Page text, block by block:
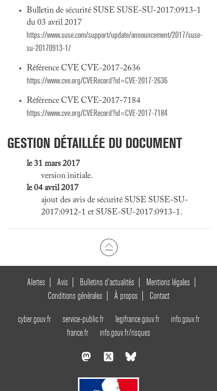
Bulletin de sécurité SUSE SUSE-SU-2017:0913-1
du 03 avril 2017
https://www.suse.com/support/update/announcement/2017/suse-
su-20170913-1/
Référence CVE CVE-2017-2636
https://www.cve.org/CVERecord?id=CVE-2017-2636
Référence CVE CVE-2017-7184
https://www.cve.org/CVERecord?id=CVE-2017-7184
GESTION DÉTAILLÉE DU DOCUMENT
le 31 mars 2017
version initiale.
le 04 avril 2017
ajout des avis de sécurité SUSE SUSE-SU-
2017:0912-1 et SUSE-SU-2017:0913-1.
Alertes Avis Bulletins d’actualités
Mentions légales
Conditions générales
À propos Contact
cyber.gouv.fr service-public.fr legifrance.gouv.fr
info.gouv.fr
france.fr
info.gouv.fr/risques